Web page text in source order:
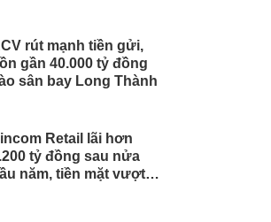
rút mạnh tiền gửi,
gần 40.000 tỷ đồng
sân bay Long Thành
Retail lãi hơn
tỷ đồng sau nửa
năm, tiền mặt vượt